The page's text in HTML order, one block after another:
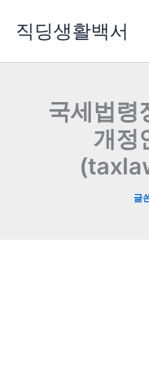
로
직딩생활백서
국세법령
개정
글